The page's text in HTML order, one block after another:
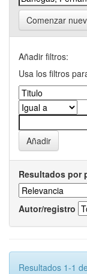
Comenzar
Añadir filtros:
Usa los filtros
Resultados por
Autor/registro
Resultados 1-1